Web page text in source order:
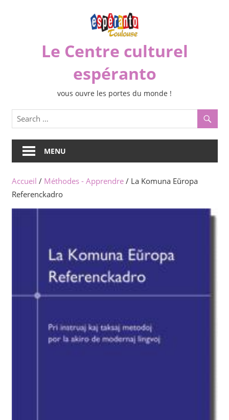
Le Centre culturel
espéranto
vous ouvre les portes du monde !
MENU
Accueil / Méthodes - Apprendre/ La Komuna Eŭropa
Referenckadro